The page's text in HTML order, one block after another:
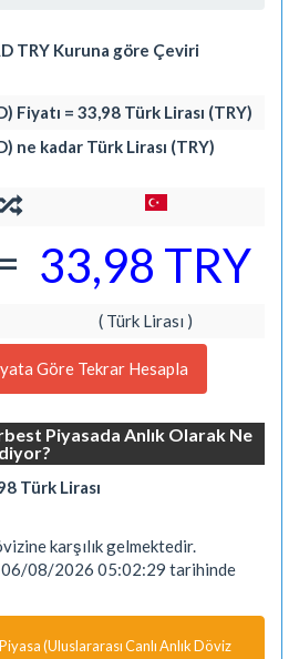
TRY Kuruna göre Çeviri
Fiyatı = 33,98 Türk Lirası (TRY)
ne kadar Türk Lirası (TRY)
33,98 TRY
( Türk Lirası )
Göre Tekrar Hesapla
Piyasada Anlık Olarak Ne
Türk Lirası
karşılık gelmektedir.
06/08/2026 05:02:29 tarihinde
(Uluslararası Canlı Anlık Döviz